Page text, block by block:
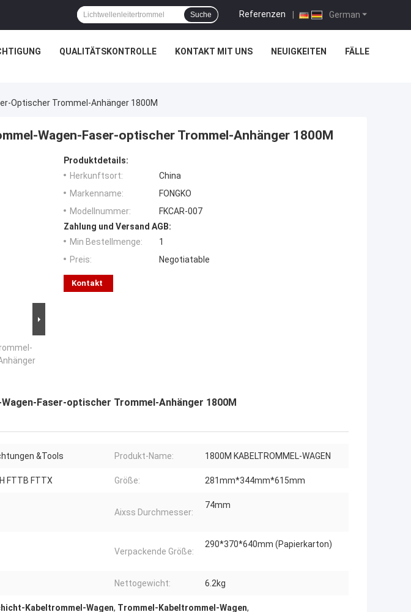
German
Referenzen |
Suche
QUALITÄTSKONTROLLE KONTAKT MIT UNS NEUIGKEITEN FÄLLE
Optischer Trommel-Anhänger 1800M
Wagen-Faser-optischer Trommel-Anhänger 1800M
Produktdetails:
Herkunftsort:
China
Markenname:
FONGKO
Modellnummer:
FKCAR-007
Zahlung und Versand AGB:
Min Bestellmenge:
1
Preis:
Negotiatable
Kontakt
Faser-optischer Trommel-Anhänger 1800M
&Tools Produkt-Name: 1800M KABELTROMMEL-WAGEN
FTTB FTTX Größe: 281mm*344mm*615mm
Aixss Durchmesser:
74mm
Verpackende Größe:
290*370*640mm (Papierkarton)
Nettogewicht: 6.2kg
Kabeltrommel-Wagen, Trommel-Kabeltrommel-Wagen,